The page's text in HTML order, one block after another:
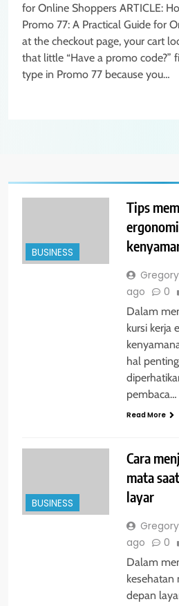
for Online Shoppers ARTICLE:
Promo 77: A Practical Guide for
at the checkout page, your cart
that little “Have a promo code?”
type in Promo 77 because you…
BUSINESS
Tips
ago
0
Dalam
kursi kerja
hal
pembaca…
Read More
BUSINESS
Cara
mata
layar
ago
0
Dalam
kesehatan
depan